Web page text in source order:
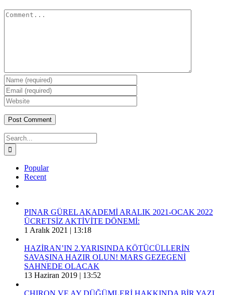
Comment
Search
for:
Popular
Recent
PINAR GÜREL AKADEMİ ARALIK 2021-OCAK 2022
ÜCRETSİZ AKTİVİTE DÖNEMİ:
1 Aralık 2021 | 13:18
HAZİRAN’IN 2.YARISINDA KÖTÜCÜLLERİN
SAVAŞINA HAZIR OLUN! MARS GEZEGENİ
SAHNEDE OLACAK
13 Haziran 2019 | 13:52